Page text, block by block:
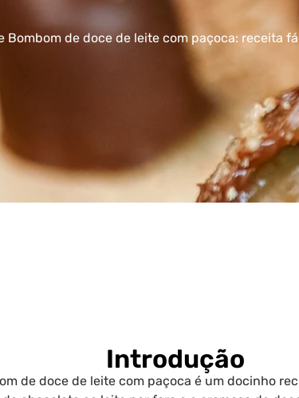
Bombom de doce de leite com paçoca: receita
Introdução
de doce de leite com paçoca é um docinho